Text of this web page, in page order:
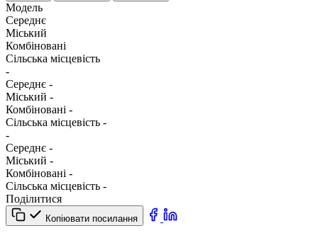
Модель
Середнє
Міський
Комбіновані
Сільська місцевість
-
Середнє -
Міський -
Комбіновані -
Сільська місцевість -
-
Середнє -
Міський -
Комбіновані -
Сільська місцевість -
Поділитися
Копіювати посилання